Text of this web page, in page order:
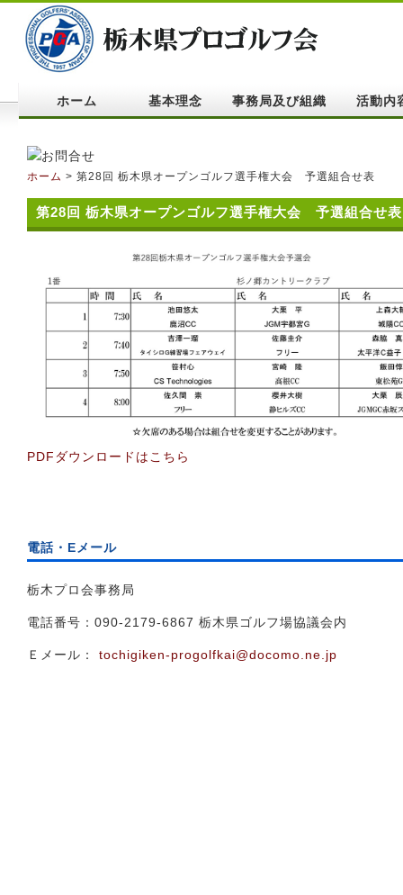
ホーム 基本理念 事務局及び組織 活動内
ホーム > 第28回 栃木県オープンゴルフ選手権大会 予選組合せ表
第28回 栃木県オープンゴルフ選手権大会 予選組合せ表
PDFダウンロードはこちら
電話・Eメール
栃木プロ会事務局
電話番号：090-2179-6867 栃木県ゴルフ場協議会内
Ｅメール： tochigiken-progolfkai@docomo.ne.jp